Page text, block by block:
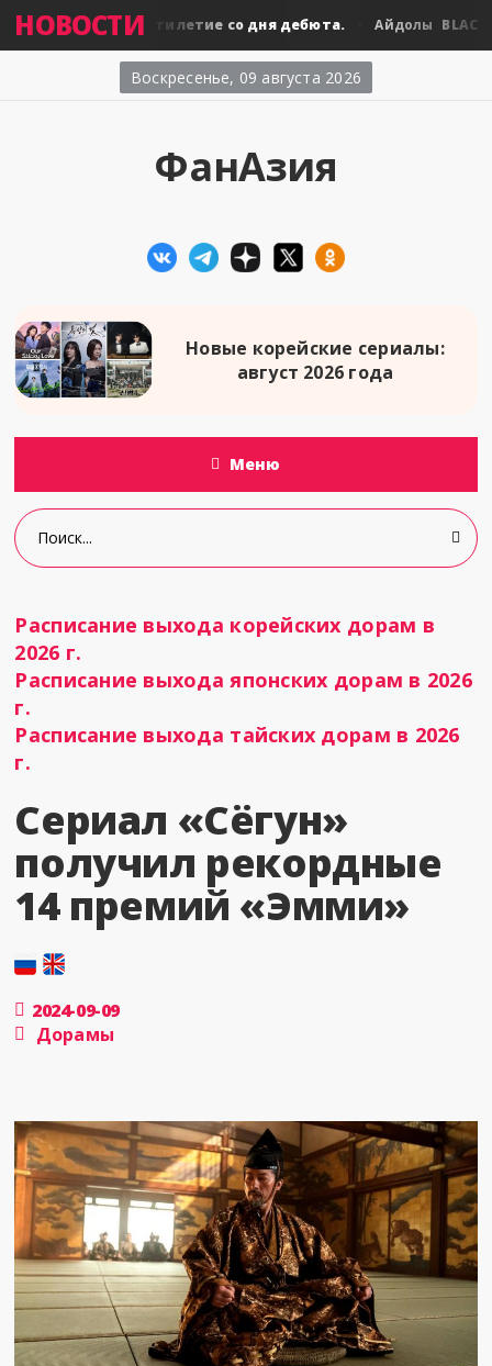
НОВОСТИ
BLACKPINK: десятилетие со дня дебюта. Айдолы
Воскресенье, 09 августа 2026
ФанАзия
Новые корейские сериалы:
август 2026 года
Меню
Расписание выхода корейских дорам в
2026 г.
Расписание выхода японских дорам в 2026
г.
Расписание выхода тайских дорам в 2026
г.
Сериал «Сёгун»
получил рекордные
14 премий «Эмми»
2024-09-09
Дорамы